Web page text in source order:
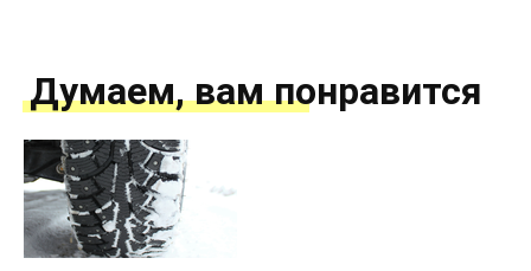
Думаем, вам понравится